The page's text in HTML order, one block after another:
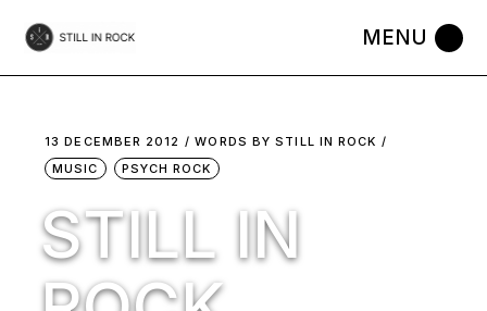
the
13 DECEMBER 2012 WORDS BYSTILL IN ROCK
MUSIC
PSYCH ROCK
STILL IN